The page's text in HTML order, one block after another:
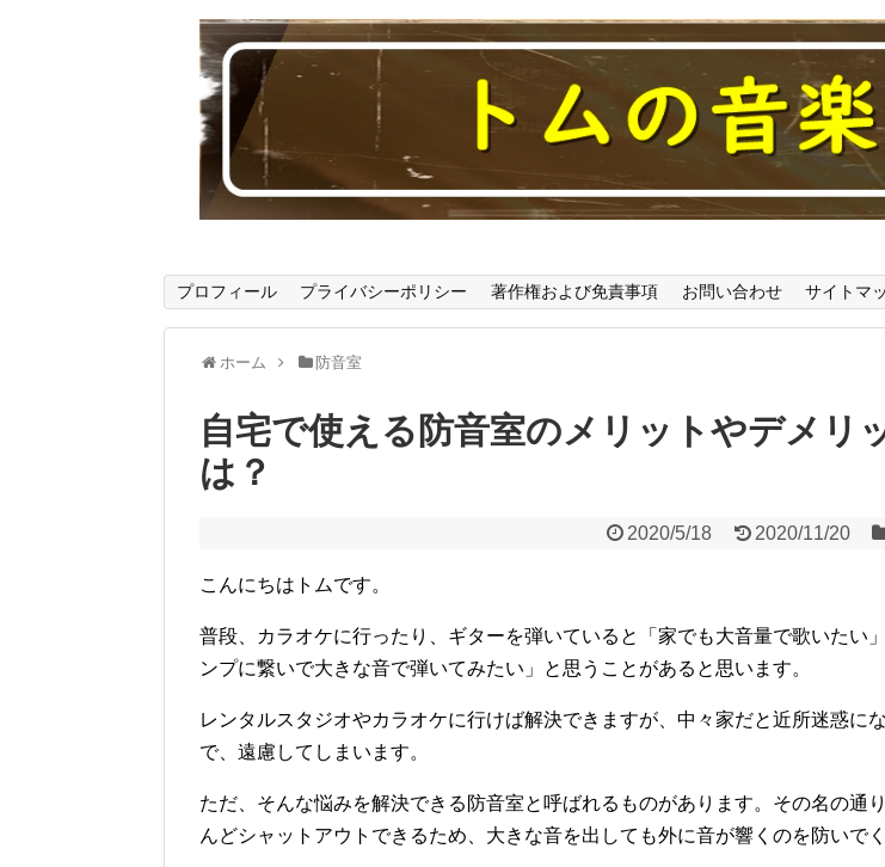
プロフィール プライバシーポリシー 著作権および免責事項 お問い合わせ サイトマ
ホーム 防音室
自宅で使える防音室のメリットやデメリ
は？
2020/5/18 2020/11/20
こんにちはトムです。
普段、カラオケに行ったり、ギターを弾いていると「家でも大音量で歌いたい
ンプに繋いで大きな音で弾いてみたい」と思うことがあると思います。
レンタルスタジオやカラオケに行けば解決できますが、中々家だと近所迷惑に
で、遠慮してしまいます。
ただ、そんな悩みを解決できる防音室と呼ばれるものがあります。その名の通
んどシャットアウトできるため、大きな音を出しても外に音が響くのを防いでく